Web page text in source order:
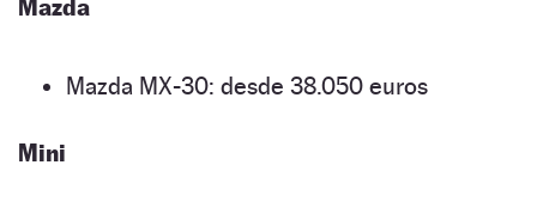
Mazda
Mazda MX-30: desde 38.050 euros
Mini